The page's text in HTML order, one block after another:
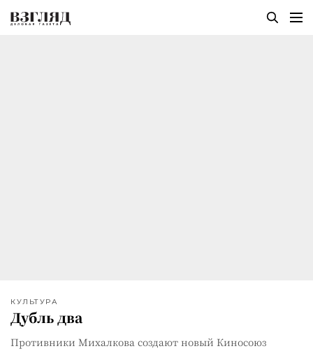
КУЛЬТУРА
Дубль два
Противники Михалкова создают новый Киносоюз